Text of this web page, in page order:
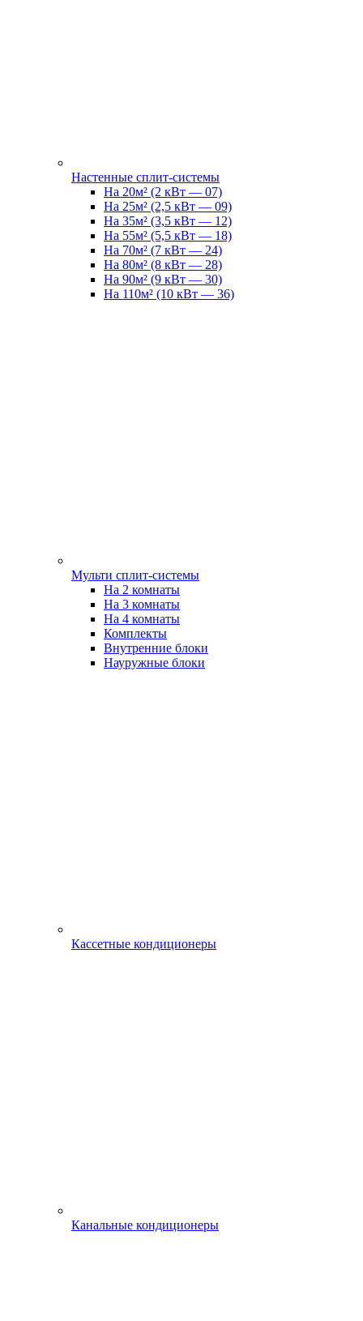
Настенные сплит-системы
На 20м² (2 кВт — 07)
На 25м² (2,5 кВт — 09)
На 35м² (3,5 кВт — 12)
На 55м² (5,5 кВт — 18)
На 70м² (7 кВт — 24)
На 80м² (8 кВт — 28)
На 90м² (9 кВт — 30)
На 110м² (10 кВт — 36)
Мульти сплит-системы
На 2 комнаты
На 3 комнаты
На 4 комнаты
Комплекты
Внутренние блоки
Науружные блоки
Кассетные кондиционеры
Канальные кондиционеры